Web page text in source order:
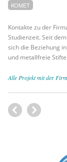
KOMET
Kontakte zu der
Studienzeit. Seit
sich die Beziehung
und metallfreie
Alle Projekt mit der